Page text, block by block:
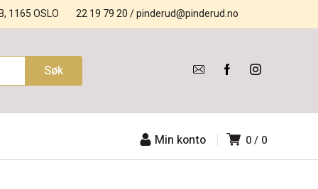
22 19 79 20/pinderud@pinderud.no
1165 OSLO
0 0
Min konto